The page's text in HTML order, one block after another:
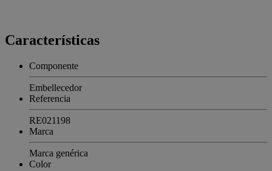
Características
Componente
Embellecedor
Referencia
RE021198
Marca
Marca genérica
Color